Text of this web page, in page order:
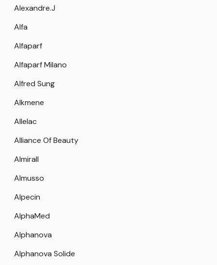
Alexandre.J
Alfa
Alfaparf
Alfaparf Milano
Alfred Sung
Alkmene
Allelac
Alliance Of Beauty
Almirall
Almusso
Alpecin
AlphaMed
Alphanova
Alphanova Solide